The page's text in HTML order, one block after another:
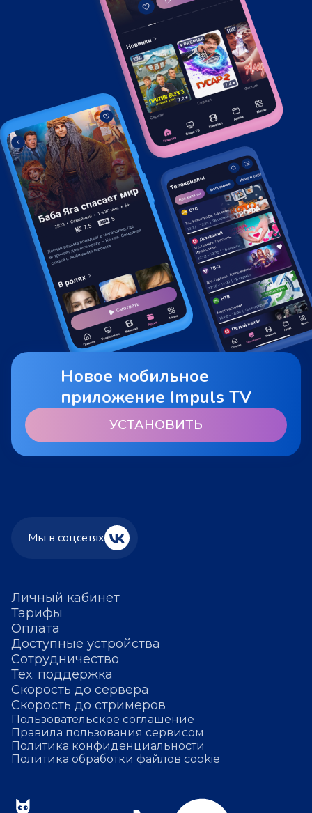
Новое мобильное
приложение Impuls TV
УСТАНОВИТЬ
Личный кабинет
Тарифы
Оплата
Доступные устройства
Сотрудничество
Тех. поддержка
Скорость до сервера
Скорость до стримеров
Пользовательское соглашение
Правила пользования сервисом
Политика конфиденциальности
Политика обработки файлов cookie
Мы в соцсетях